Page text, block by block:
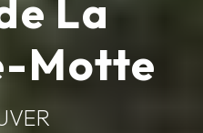
La
Motte